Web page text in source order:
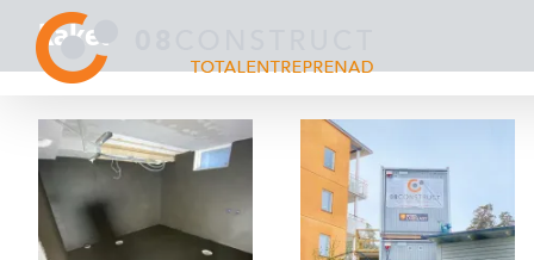
Fortsätt
innehållet
kakel